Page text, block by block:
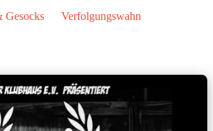
Gesocks Verfolgungswahn